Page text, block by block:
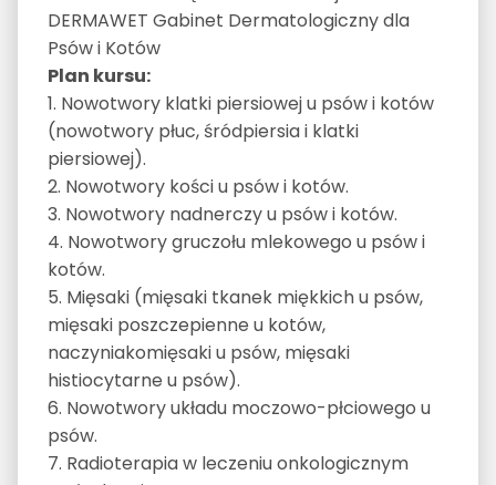
DERMAWET Gabinet Dermatologiczny dla
Psów i Kotów
Plan kursu:
1. Nowotwory klatki piersiowej u psów i kotów
(nowotwory płuc, śródpiersia i klatki
piersiowej).
2. Nowotwory kości u psów i kotów.
3. Nowotwory nadnerczy u psów i kotów.
4. Nowotwory gruczołu mlekowego u psów i
kotów.
5. Mięsaki (mięsaki tkanek miękkich u psów,
mięsaki poszczepienne u kotów,
naczyniakomięsaki u psów, mięsaki
histiocytarne u psów).
6. Nowotwory układu moczowo-płciowego u
psów.
7. Radioterapia w leczeniu onkologicznym